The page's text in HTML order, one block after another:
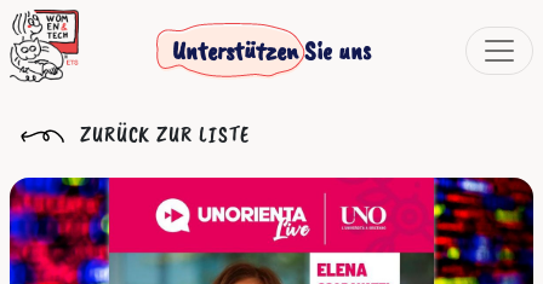
Unterstützen Sie uns
ZURÜCK ZUR LISTE